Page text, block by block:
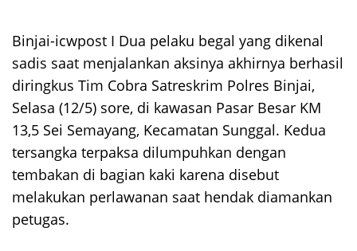
Binjai-icwpost I Dua pelaku begal yang dikenal
sadis saat menjalankan aksinya akhirnya berhasil
diringkus Tim Cobra Satreskrim Polres Binjai,
Selasa (12/5) sore, di kawasan Pasar Besar KM
13,5 Sei Semayang, Kecamatan Sunggal. Kedua
tersangka terpaksa dilumpuhkan dengan
tembakan di bagian kaki karena disebut
melakukan perlawanan saat hendak diamankan
petugas.